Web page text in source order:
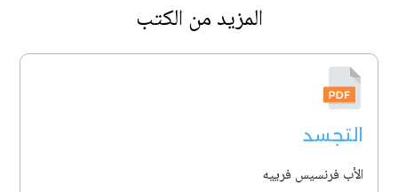
المزيد من الكتب
التجسد
الأب فرنسيس فرييه